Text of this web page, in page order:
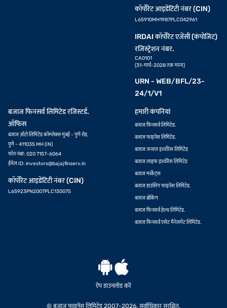
कॉर्पोरेट आइडेंटिटी नंबर (CIN)
L65910MH1987PLC042961
IRDAI कॉर्पोरेट एजेंसी (कंपोजिट)
रजिस्ट्रेशन नंबर.
CA0101
(31-मार्च-2028 तक मान्य)
URN - WEB/BFL/23-
24/1/V1
बजाज फिनसर्व लिमिटेड रजिस्टर्ड.
ऑफिस
बजाज ऑटो लिमिटेड कॉम्प्लेक्स मुंबई - पुणे रोड,
पुणे - 411035 MH (IN)
फोन नंबर: 020 7157-6064
ईमेल ID: investors@bajajfinserv.in
कॉर्पोरेट आइडेंटिटी नंबर (CIN)
L65923PN2007PLC130075
हमारी कंपनियां
बजाज फिनसर्व लिमिटेड.
बजाज फाइनेंस लिमिटेड.
बजाज जनरल इंश्योरेंस लिमिटेड
बजाज लाइफ इंश्योरेंस लिमिटेड
बजाज मार्केट्स
बजाज हाउसिंग फाइनेंस लिमिटेड.
बजाज ब्रोकिंग
बजाज फिनसर्व हेल्थ लिमिटेड.
बजाज फिनसर्व एसेट मैनेजमेंट लिमिटेड.
ऐप डाउनलोड करें
© बजाज फाइनेंस लिमिटेड 2007-2026. सर्वाधिकार सुरक्षित.